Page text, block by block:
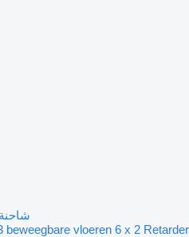
beweegbare vloeren 6 x 2 Retarder